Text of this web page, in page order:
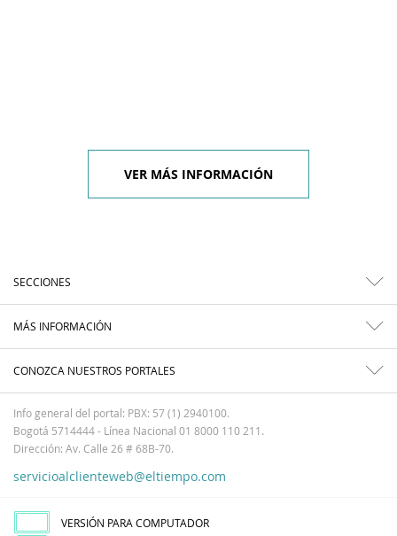
VER MÁS INFORMACIÓN
SECCIONES
MÁS INFORMACIÓN
CONOZCA NUESTROS PORTALES
Info general del portal: PBX: 57 (1) 2940100.
Bogotá 5714444 - Línea Nacional 01 8000 110 211.
Dirección: Av. Calle 26 # 68B-70.
servicioalclienteweb@eltiempo.com
VERSIÓN PARA COMPUTADOR